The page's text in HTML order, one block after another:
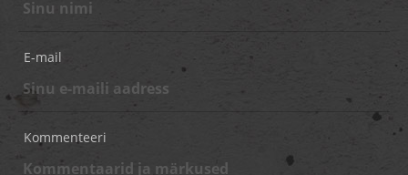
E-mail
Kommenteeri